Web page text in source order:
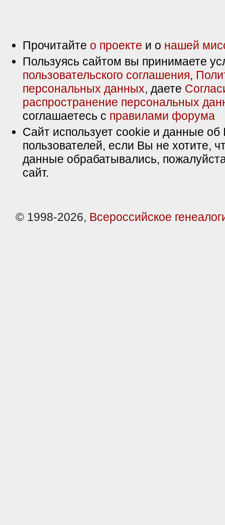
Прочитайте о проекте и о нашей
Пользуясь сайтом вы принимаете
пользовательского соглашения,
персональных данных, даете
распространение персональных
соглашаетесь с правилами форума
Сайт использует cookie и данные об
пользователей, если Вы не хотите,
данные обрабатывались,
сайт.
© 1998-2026, Всероссийское